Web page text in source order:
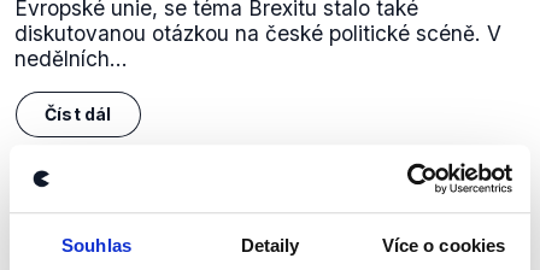
Souhlas Detaily Více o cookies
Evropské unie, se téma Brexitu stalo také
diskutovanou otázkou na české politické scéně. V
nedělních...
Číst dál